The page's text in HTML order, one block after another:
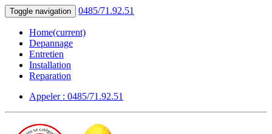
Toggle navigation 0485/71.92.51
Home(current)
Depannage
Entretien
Installation
Reparation
Appeler : 0485/71.92.51